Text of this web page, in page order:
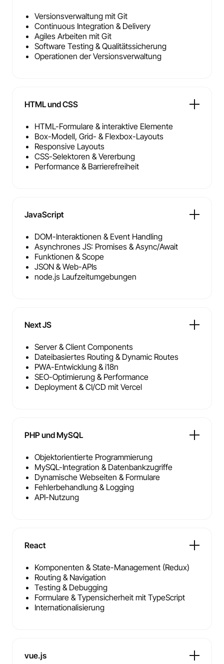
Versionsverwaltung mit Git
Continuous Integration & Delivery
Agiles Arbeiten mit Git
Software Testing & Qualitätssicherung
Operationen der Versionsverwaltung
HTML und CSS
HTML-Formulare & interaktive Elemente
Box-Modell, Grid- & Flexbox-Layouts
Responsive Layouts
CSS-Selektoren & Vererbung
Performance & Barrierefreiheit
JavaScript
DOM-Interaktionen & Event Handling
Asynchrones JS: Promises & Async/Await
Funktionen & Scope
JSON & Web-APIs
node.js Laufzeitumgebungen
Next JS
Server & Client Components
Dateibasiertes Routing & Dynamic Routes
PWA-Entwicklung & i18n
SEO-Optimierung & Performance
Deployment & CI/CD mit Vercel
PHP und MySQL
Objektorientierte Programmierung
MySQL-Integration & Datenbankzugriffe
Dynamische Webseiten & Formulare
Fehlerbehandlung & Logging
API-Nutzung
React
Komponenten & State-Management (Redux)
Routing & Navigation
Testing & Debugging
Formulare & Typensicherheit mit TypeScript
Internationalisierung
vue.js